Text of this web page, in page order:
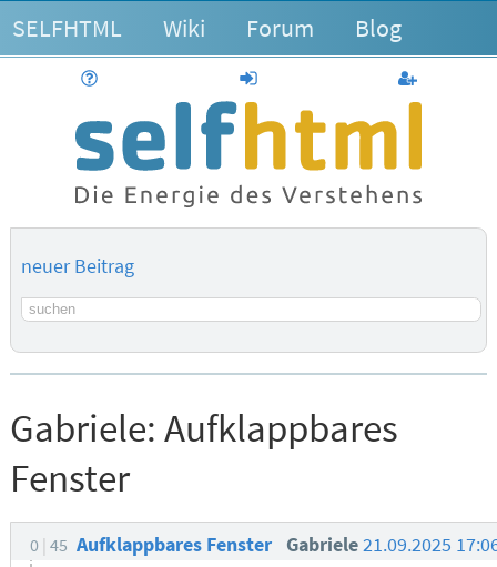
SELFHTML Wiki Forum Blog
anmelden
neuer Beitrag
Suchbegriff
Gabriele: Aufklappbares
Fenster
0 45 Aufklappbares Fenster Gabriele21.09.2025